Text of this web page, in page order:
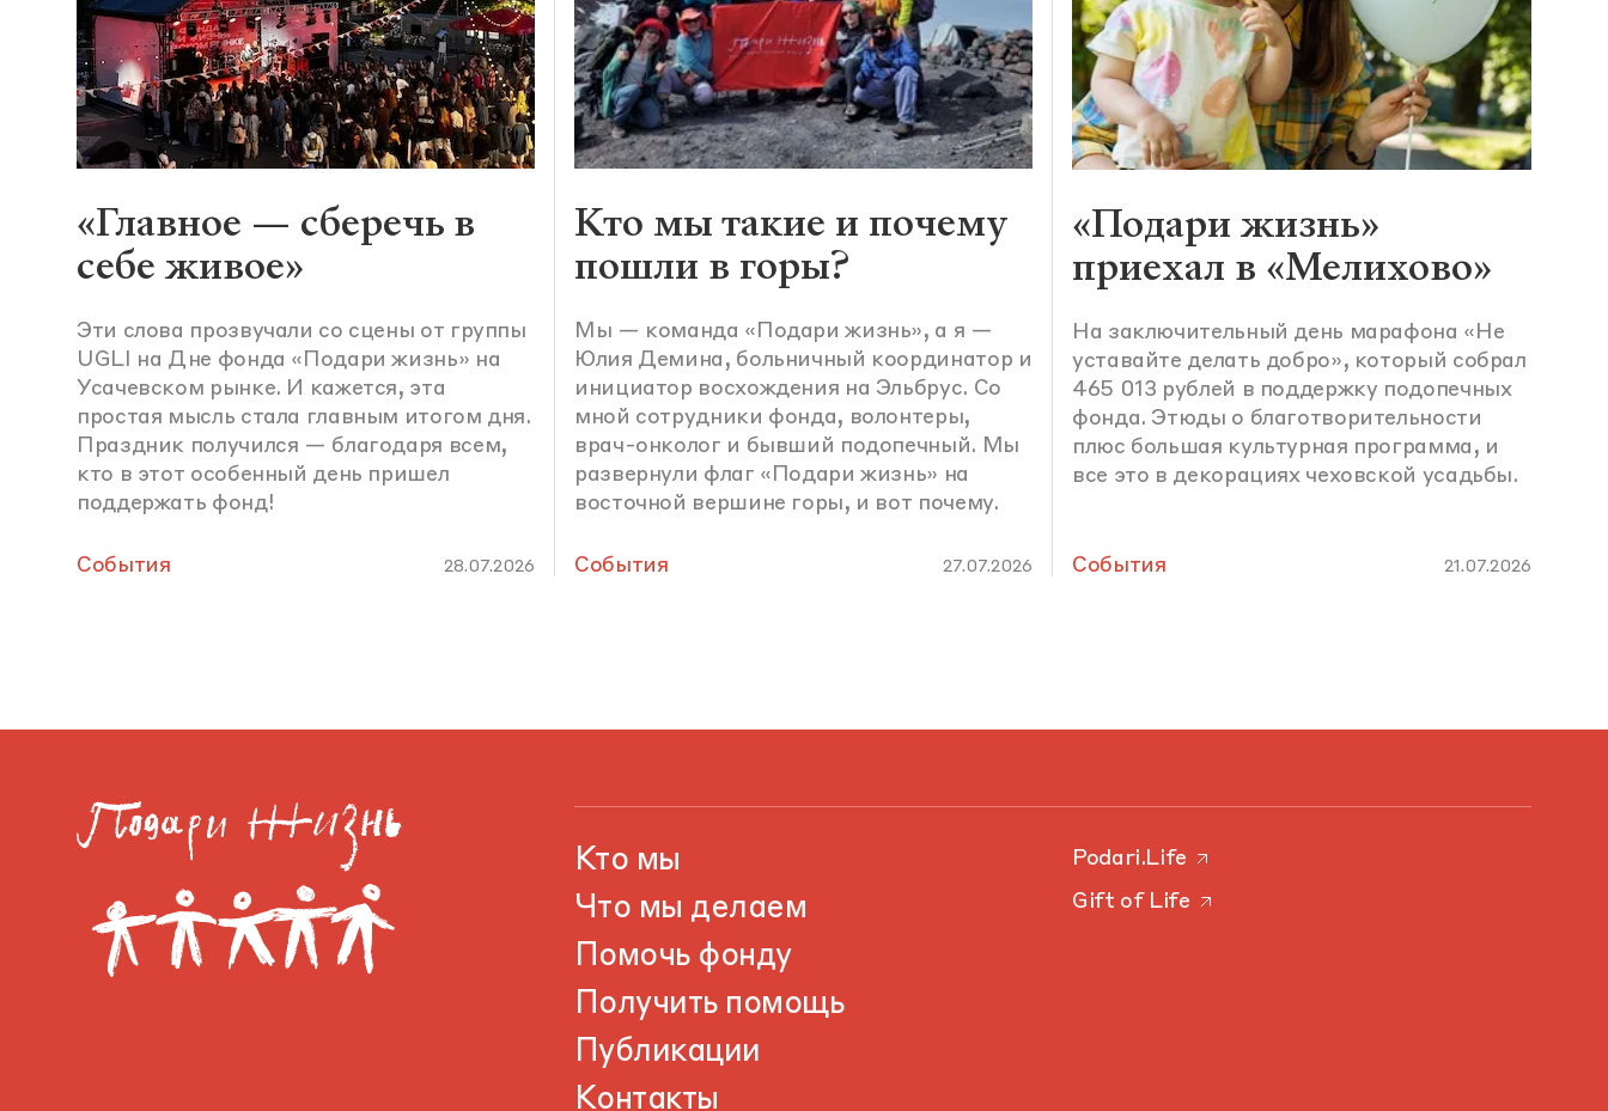
«Главное — сберечь в
себе живое»
Эти слова прозвучали со сцены от группы
UGLI на Дне фонда «Подари жизнь» на
Усачевском рынке. И кажется, эта
простая мысль стала главным итогом дня.
Праздник получился — благодаря всем,
кто в этот особенный день пришел
поддержать фонд!
События 28.07.2026
Кто мы такие и почему
пошли в горы?
Мы — команда «Подари жизнь», а я —
Юлия Демина, больничный координатор и
инициатор восхождения на Эльбрус. Со
мной сотрудники фонда, волонтеры,
врач-онколог и бывший подопечный. Мы
развернули флаг «Подари жизнь» на
восточной вершине горы, и вот почему.
События 27.07.2026
«Подари жизнь»
приехал в «Мелихово»
На заключительный день марафона «Не
уставайте делать добро», который собрал
465 013 рублей в поддержку подопечных
фонда. Этюды о благотворительности
плюс большая культурная программа, и
все это в декорациях чеховской усадьбы.
События 21.07.2026
Кто мы
Что мы делаем
Помочь фонду
Получить помощь
Публикации
Контакты
Podari.Life
Gift of Life